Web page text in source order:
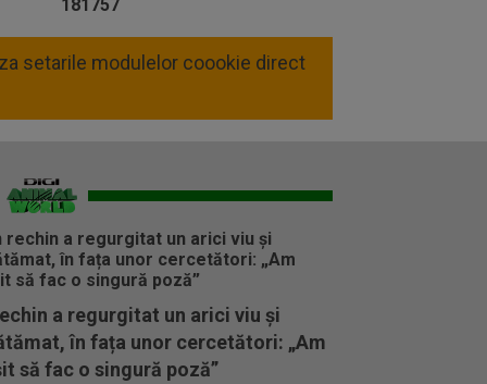
setarile modulelor coookie direct
a regurgitat un arici viu și
în fața unor cercetători: „Am
să fac o singură poză”